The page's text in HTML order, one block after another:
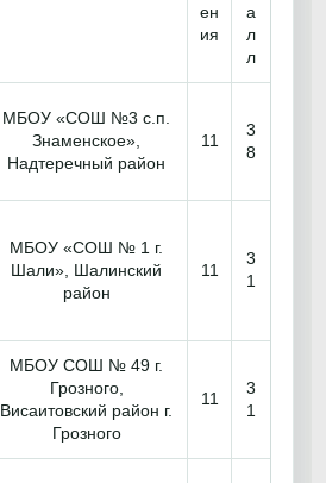
ен
ия
а
л
л
МБОУ «СОШ №3 с.п.
Знаменское»,
Надтеречный район
11
3
8
МБОУ «СОШ № 1 г.
Шали», Шалинский
район
11
3
1
МБОУ СОШ № 49 г.
Грозного,
Висаитовский район г.
Грозного
11
3
1